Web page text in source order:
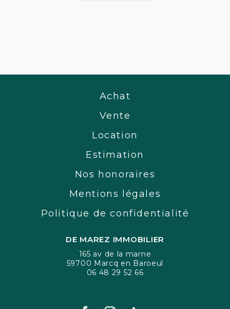
Achat
Vente
Location
Estimation
Nos honoraires
Mentions légales
Politique de confidentialité
DE MAREZ IMMOBILIER
165 av de la marne
59700 Marcq en Baroeul
06 48 29 52 66